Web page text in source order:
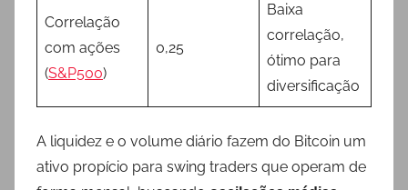
Correlação
com ações
(S&P500)
0,25
Baixa
correlação,
ótimo para
diversificação
A liquidez e o volume diário fazem do Bitcoin um
ativo propício para swing traders que operam de